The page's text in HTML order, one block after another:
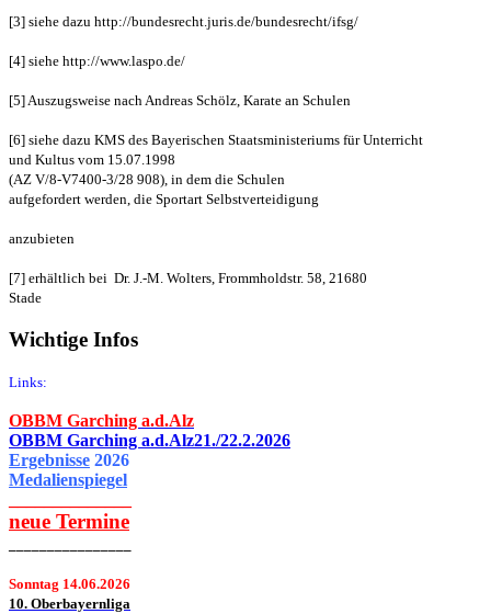
[3] siehe dazu http://bundesrecht.juris.de/bundesrecht/ifsg/
[4] siehe http://www.laspo.de/
[5] Auszugsweise nach Andreas Schölz, Karate an Schulen
[6] siehe dazu KMS des Bayerischen Staatsministeriums für Unterricht
und Kultus vom 15.07.1998
(AZ V/8-V7400-3/28 908), in dem die Schulen
aufgefordert werden, die Sportart Selbstverteidigung
anzubieten
[7] erhältlich bei Dr. J.-M. Wolters, Frommholdstr. 58, 21680
Stade
Wichtige Infos
Links:
OBBM Garching a.d.Alz
OBBM Garching a.d.Alz21./22.2.2026
Ergebnisse 2026
Medalienspiegel
neue Termine
Sonntag 14.06.2026
10. Oberbayernliga